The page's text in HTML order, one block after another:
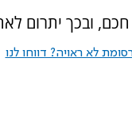
ובכך יתרום
לא ראויה? דווחו לנו